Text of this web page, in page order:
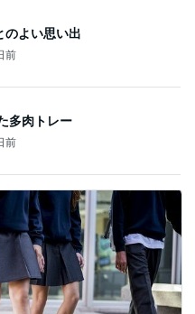
のよい思い出
前
多肉トレー
前